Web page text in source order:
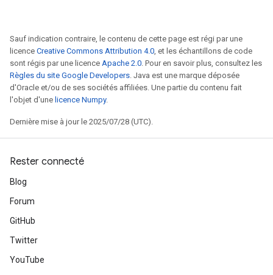
Sauf indication contraire, le contenu de cette page est régi par une
licence Creative Commons Attribution 4.0, et les échantillons de code
sont régis par une licence Apache 2.0. Pour en savoir plus, consultez les
Règles du site Google Developers. Java est une marque déposée
d'Oracle et/ou de ses sociétés affiliées. Une partie du contenu fait
l'objet d'une licence Numpy.
Dernière mise à jour le 2025/07/28 (UTC).
Rester connecté
Blog
Forum
GitHub
Twitter
YouTube